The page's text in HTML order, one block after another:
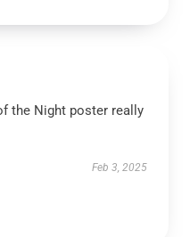
the Night poster really
Feb 3, 2025